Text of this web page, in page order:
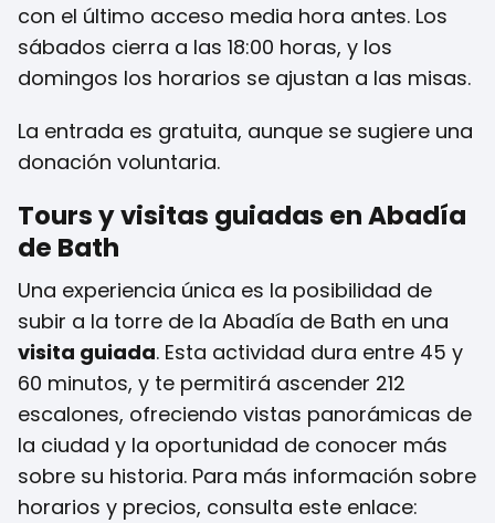
con el último acceso media hora antes. Los
sábados cierra a las 18:00 horas, y los
domingos los horarios se ajustan a las misas.
La entrada es gratuita, aunque se sugiere una
donación voluntaria.
Tours y visitas guiadas en Abadía
de Bath
Una experiencia única es la posibilidad de
subir a la torre de la Abadía de Bath en una
visita guiada. Esta actividad dura entre 45 y
60 minutos, y te permitirá ascender 212
escalones, ofreciendo vistas panorámicas de
la ciudad y la oportunidad de conocer más
sobre su historia. Para más información sobre
horarios y precios, consulta este enlace: